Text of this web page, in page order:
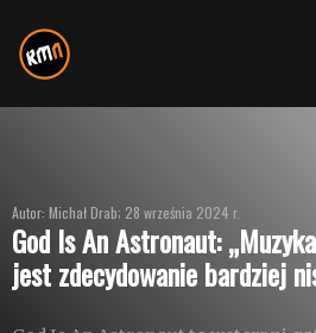
do
treści
Autor: Michał Drab; 28 września 2024 r.
God Is An Astronaut:
jest zdecydowanie bardziej